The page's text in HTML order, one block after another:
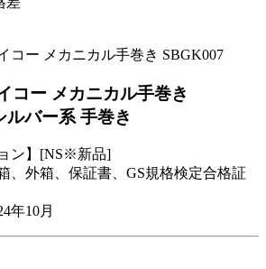
コー メカニカル手巻き
ルバー系 手巻き
ン】[NS※新品]
、外箱、保証書、GS規格検定合格証
年10月